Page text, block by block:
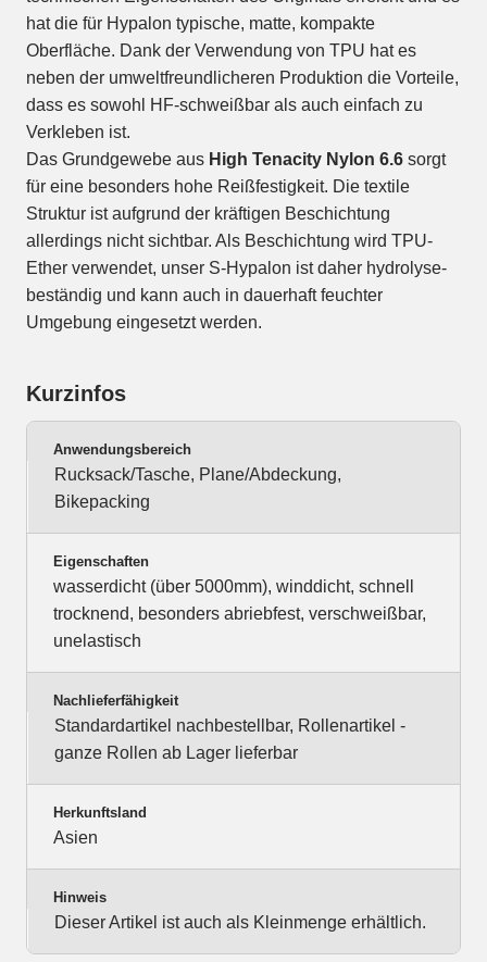
hat die für Hypalon typische, matte, kompakte
Oberfläche. Dank der Verwendung von TPU hat es
neben der umweltfreundlicheren Produktion die Vorteile,
dass es sowohl HF-schweißbar als auch einfach zu
Verkleben ist.
Das Grundgewebe aus High Tenacity Nylon 6.6 sorgt
für eine besonders hohe Reißfestigkeit. Die textile
Struktur ist aufgrund der kräftigen Beschichtung
allerdings nicht sichtbar. Als Beschichtung wird TPU-
Ether verwendet, unser S-Hypalon ist daher hydrolyse-
beständig und kann auch in dauerhaft feuchter
Umgebung eingesetzt werden.
Kurzinfos
Anwendungsbereich
Rucksack/Tasche, Plane/Abdeckung,
Bikepacking
Eigenschaften
wasserdicht (über 5000mm), winddicht, schnell
trocknend, besonders abriebfest, verschweißbar,
unelastisch
Nachlieferfähigkeit
Standardartikel nachbestellbar, Rollenartikel -
ganze Rollen ab Lager lieferbar
Herkunftsland
Asien
Hinweis
Dieser Artikel ist auch als Kleinmenge erhältlich.